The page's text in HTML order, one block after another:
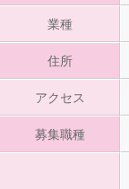
業種
住所
アクセス
募集職種